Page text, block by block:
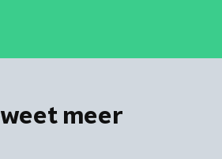
weet meer